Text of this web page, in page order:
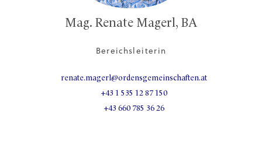
Mag. Renate Magerl, BA
Bereichsleiterin
renate.magerl@ordensgemeinschaften.at
+43 1 535 12 87 150
+43 660 785 36 26